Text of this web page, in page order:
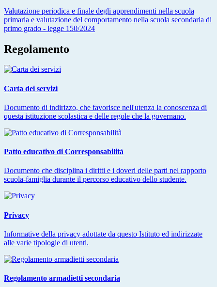
Valutazione periodica e finale degli apprendimenti nella scuola
primaria e valutazione del comportamento nella scuola secondaria di
primo grado - legge 150/2024
Regolamento
Carta dei servizi
Documento di indirizzo, che favorisce nell'utenza la conoscenza di
questa istituzione scolastica e delle regole che la governano.
Patto educativo di Corresponsabilità
Documento che disciplina i diritti e i doveri delle parti nel rapporto
scuola-famiglia durante il percorso educativo dello studente.
Privacy
Informative della privacy adottate da questo Istituto ed indirizzate
alle varie tipologie di utenti.
Regolamento armadietti secondaria